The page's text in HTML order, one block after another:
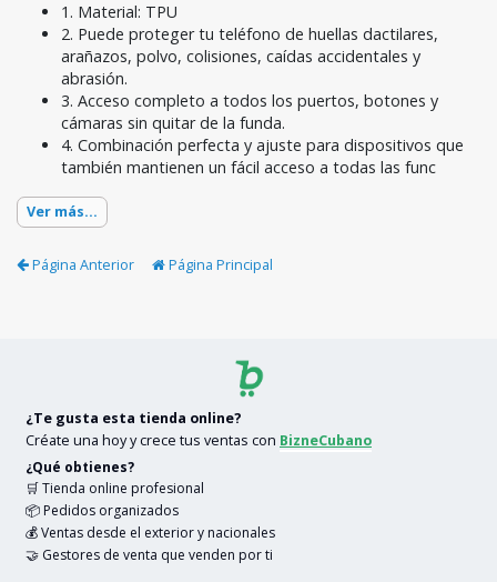
1. Material: TPU
2. Puede proteger tu teléfono de huellas dactilares,
arañazos, polvo, colisiones, caídas accidentales y
abrasión.
3. Acceso completo a todos los puertos, botones y
cámaras sin quitar de la funda.
4. Combinación perfecta y ajuste para dispositivos que
también mantienen un fácil acceso a todas las func
Ver más...
Página Anterior Página Principal
¿Te gusta esta tienda online?
Créate una hoy y crece tus ventas con BizneCubano
¿Qué obtienes?
🛒 Tienda online profesional
📦 Pedidos organizados
💰 Ventas desde el exterior y nacionales
🤝 Gestores de venta que venden por ti